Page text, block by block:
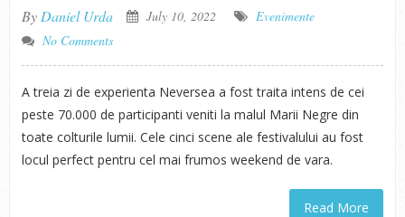
By Daniel Urda July 10, 2022
Evenimente
No Comments
A treia zi de experienta Neversea a fost traita intens de cei
peste 70.000 de participanti veniti la malul Marii Negre din
toate colturile lumii. Cele cinci scene ale festivalului au fost
locul perfect pentru cel mai frumos weekend de vara.
Read More